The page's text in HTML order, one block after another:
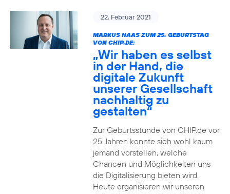
22. Februar 2021
MARKUS HAAS ZUM 25. GEBURTSTAG
VON CHIP.DE:
„Wir haben es selbst
in der Hand, die
digitale Zukunft
unserer Gesellschaft
nachhaltig zu
gestalten“
Zur Geburtsstunde von CHIP.de vor
25 Jahren konnte sich wohl kaum
jemand vorstellen, welche
Chancen und Möglichkeiten uns
die Digitalisierung bieten wird.
Heute organisieren wir unseren